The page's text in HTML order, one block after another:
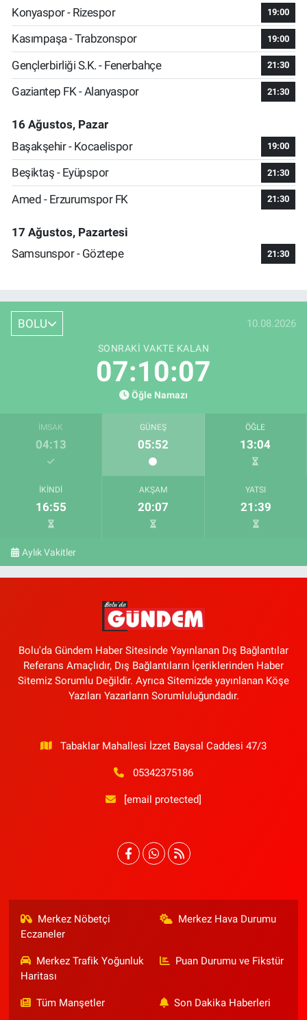
Konyaspor - Rizespor
19:00
Kasımpaşa - Trabzonspor 19:00
Gençlerbirliği S.K. - Fenerbahçe 21:30
Gaziantep FK - Alanyaspor 21:30
16 Ağustos, Pazar
Başakşehir - Kocaelispor
19:00
Beşiktaş - Eyüpspor 21:30
Amed - Erzurumspor FK 21:30
17 Ağustos, Pazartesi
Samsunspor - Göztepe
21:30
BOLU 10.08.2026
SONRAKI VAKTE KALAN
07:10:07
Öğle Namazı
İMSAK
04:13
GÜNEŞ
05:52
ÖĞLE
13:04
İKINDI
16:55
AKŞAM
20:07
YATSI
21:39
Aylık Vakitler
Bolu'da Gündem Haber Sitesinde Yayınlanan Dış Bağlantılar
Referans Amaçlıdır, Dış Bağlantıların İçeriklerinden Haber
Sitemiz Sorumlu Değildir. Ayrıca Sitemizde yayınlanan Köşe
Yazıları Yazarların Sorumluluğundadır.
Tabaklar Mahallesi İzzet Baysal Caddesi 47/3
05342375186
[email protected]
Merkez Nöbetçi
Eczaneler
Merkez Hava Durumu
Merkez Trafik Yoğunluk
Haritası
Puan Durumu ve Fikstür
Tüm Manşetler Son Dakika Haberleri